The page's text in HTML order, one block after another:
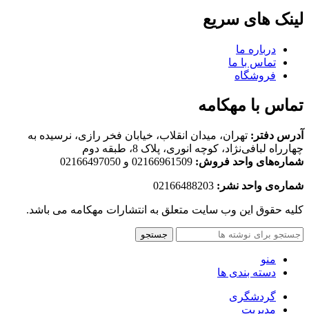
لینک های سریع
درباره ما
تماس با ما
فروشگاه
تماس با مهکامه
آدرس دفتر: تهران، میدان انقلاب، خیابان فخر رازی، نرسیده به
چهارراه لبافی‌نژاد، کوچه انوری، پلاک 8، طبقه دوم
شماره‌های واحد فروش: 02166961509 و 02166497050
شماره‌‌ی واحد نشر:
کلیه حقوق این وب سایت متعلق به انتشارات مهکامه می باشد.
جستجو
منو
دسته بندی ها
گردشگری
مدیریت